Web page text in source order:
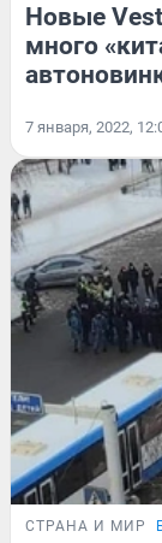
Новые
много
7 января, 2022,
СТРАНА И МИР